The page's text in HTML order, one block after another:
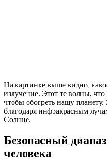
На картинке выше видно,
излучение. Этот те волны,
чтобы обогреть нашу планету.
благодаря инфракрасным
Солнце.
Безопасный
человека